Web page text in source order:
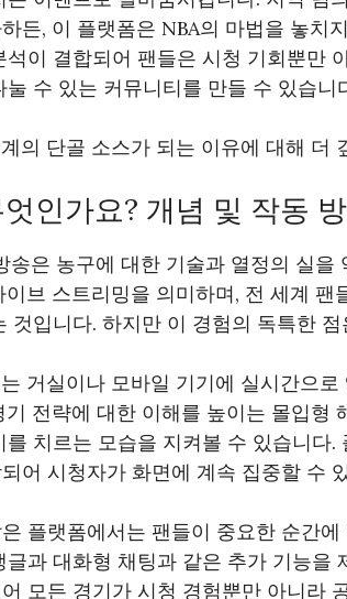
든, 이 플랫폼은 NBA의 마법을 놓치
이 결합되어 팬들은 시청 기회뿐만
수 있는 커뮤니티를 만들 수 있습니
의 단골 소스가 되는 이유에 대해 더
인가요? 개념 및 작동
송은 농구에 대한 기술과 열정의 실
이브 스트리밍을 의미하며, 전 세계
것입니다. 하지만 이 경험의 독특한
거실이나 모바일 기기에 실시간으
전략에 대한 이해를 높이는 몰입형
치르는 모습을 지켜볼 수 있습니다
어 시청자가 화면에 계속 집중할 수
플랫폼에서는 팬들이 중요한 순간
과 대화형 채팅과 같은 추가 기능을
모든 경기가 시청 경험뿐만 아니라